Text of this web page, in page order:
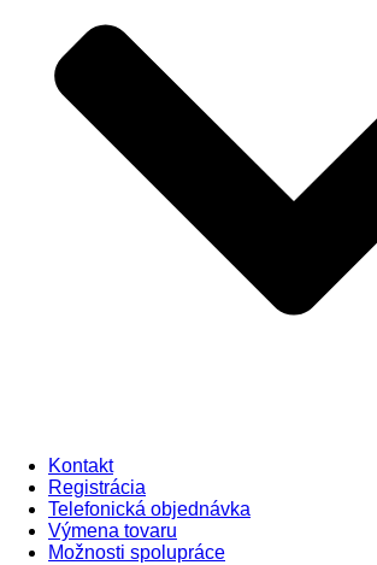
Kontakt
Registrácia
Telefonická objednávka
Výmena tovaru
Možnosti spolupráce